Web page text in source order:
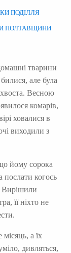
ПОДІЛЛЯ
ПОЛТАВЩИНИ
тварини
але була
хвоста. Весною
комарів,
ховалися в
виходили з
що йому сорока
послати когось
Вирішили
її ніхто не
а їх
дивляться,